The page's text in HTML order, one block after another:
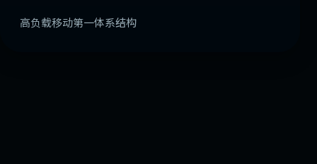
高负载移动第一体系结构